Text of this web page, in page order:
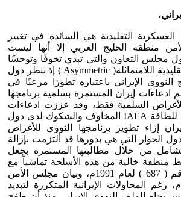
التقليدية هي السائدة في تغيير
منطقة الخليج العربي إلا أنها ليست
مجلس التعاون والتي تبدي تخوفًا وتوجسًا
منها كالأسلحة غير التقليدية اللامتماثلة( Asymmetric ) إذ تنظر دول
النووي الإيراني باعتباره تطورًا مرعبًا في
ادعاءات إيران المستمرة بسلمية برنامجها
السلمية فقط، وقد عززت ادعاءات
تقارير الوكالة الدولية للطاقة IAEA المخاوف والشكوك لدى دول
إزاء تطوير برنامجها النووي للأغراض
الجوار التي هي بدورها قد ألتزمت بإزالة
من خلال مطالبتها المستمرة بجعل
منطقة خالية من هذه الأسلحة تماشياً مع
قرار مجلس الأمن رقم ( 687 ) لعام 1991م، وبيان مجلس الأمن
بتاريخ 31 يناير 1992م، رغم المحاولات الإيرانية المتكررة لتبديد